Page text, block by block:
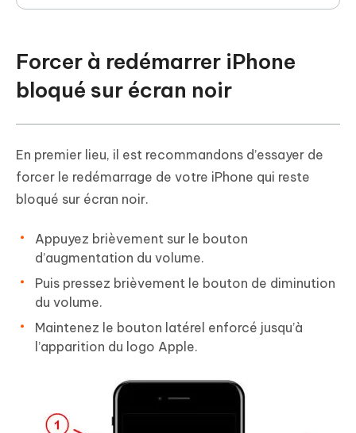
Forcer à redémarrer iPhone
bloqué sur écran noir
En premier lieu, il est recommandons d’essayer de
forcer le redémarrage de votre iPhone qui reste
bloqué sur écran noir.
Appuyez brièvement sur le bouton
d’augmentation du volume.
Puis pressez brièvement le bouton de diminution
du volume.
Maintenez le bouton latérel enforcé jusqu’à
l’apparition du logo Apple.